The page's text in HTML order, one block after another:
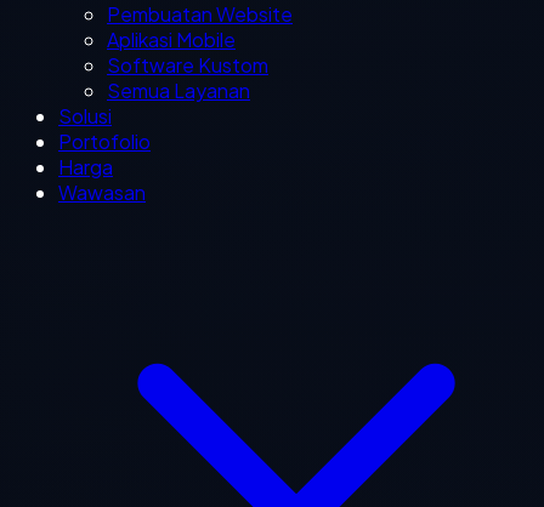
Pembuatan Website
Aplikasi Mobile
Software Kustom
Semua Layanan
Solusi
Portofolio
Harga
Wawasan